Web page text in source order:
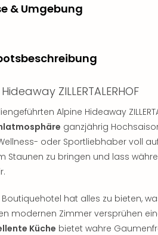
& Umgebung
ZILLERTALERHOF
Alpine Hideaway
ganzjährig
oder Sportliebhaber voll
Staunen zu bringen und lass
Boutiquehotel hat alles zu bieten,
modernen Zimmer versprühen
Küche bietet wahre